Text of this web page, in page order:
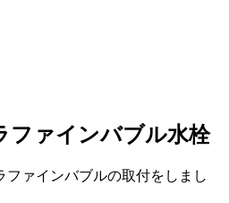
ファインバブル水栓
ファインバブルの取付をしまし